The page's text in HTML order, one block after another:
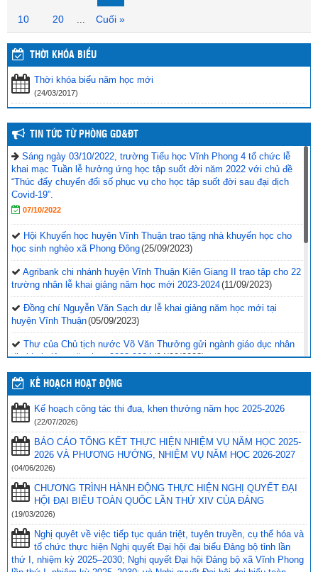
10 20 Cuối »
THỜI KHÓA BIỂU
Thời khóa biểu năm học mới
(24/03/2017)
TIN TỨC TỪ PHÒNG GD&ĐT
Sáng ngày 03/10/2022, trường Tiểu học Vĩnh Phong 4 tổ chức lễ
khai mạc Tuần lễ hưởng ứng học tập suốt đời năm 2022 với chủ đề
“Thúc đẩy chuyển đổi số phục vụ cho học tập suốt đời sau đại dịch
Covid-19”.
07/10/2022
Hội Khuyến học huyện Vĩnh Thuận trao tặng nhà khuyến học cho
học sinh nghèo xã Phong Đông(25/09/2023)
Agribank chi nhánh huyện Vĩnh Thuận Kiên Giang II trao tập cho 22
trường nhân lễ khai giảng năm học mới 2023-2024(11/09/2023)
Đồng chí Nguyễn Văn Sạch dự lễ khai giảng năm học mới tại
huyện Vĩnh Thuận(05/09/2023)
Thư của Chủ tịch nước Võ Văn Thưởng gửi ngành giáo dục nhân
dịp khai giảng năm học 2023-2024(04/09/2023)
Phối hợp với ngành giáo dục trên địa bàn huyện Vĩnh Thuận trong
công tác thu hộ học phí
Vĩnh Thuận sẵn sàng cho năm học mới 2023-2024
Tổng kết năm học 2022-2023 và triển khai phương hướng, nhiệm
vụ trọng tâm năm học 2023-2024(30/08/2023)
Trao 20 suất quà cho học sinh có hoàn cảnh khó khăn trước thềm
năm học mới(25/08/2023)
Toà án nhân dân tỉnh Kiên Giang tặng Quỹ khuyến học huyện Vĩnh
Thuận trước thềm năm học 2023-2024 (15/08/2023)
Đẩy nhanh tiến độ thi công “Công trình xây nhà khuyến học năm
2023” tặng học sinh nghèo vượt khó học giỏi hiện chưa có nhà
KẾ HOẠCH HOẠT ĐỘNG
Kế hoạch công tác thi đua, khen thưởng năm học 2025-2026
(22/07/2026)
BÁO CÁO TỔNG KẾT THỰC HIỆN NHIỆM VỤ NĂM HỌC 2025-
2026 VÀ PHƯƠNG HƯỚNG, NHIỆM VỤ NĂM HỌC 2026-2027
(04/06/2026)
CHƯƠNG TRÌNH HÀNH ĐỘNG THỰC HIỆN NGHỊ QUYẾT ĐẠI
HỘI ĐẠI BIỂU TOÀN QUỐC LẦN THỨ XIV CỦA ĐẢNG
(19/03/2026)
Nghị quyêt về việc tiếp tục quán triệt, tuyên truyền, cụ thể hóa và
tổ chức thực hiện Nghị quyết Đại hội đại biểu Đảng bộ tỉnh lần
thứ I, nhiệm kỳ 2025–2030; Nghị quyết Đại hội Đảng bộ xã Vĩnh Phong